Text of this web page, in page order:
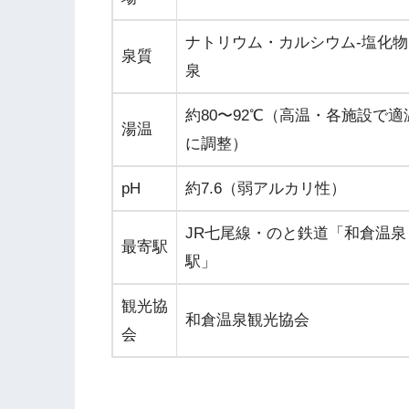
泉質
ナトリウム・カルシウム-塩化物
泉
湯温
約80〜92℃（高温・各施設で適
に調整）
pH 約7.6（弱アルカリ性）
最寄駅
JR七尾線・のと鉄道「和倉温泉
駅」
観光協
会
和倉温泉観光協会